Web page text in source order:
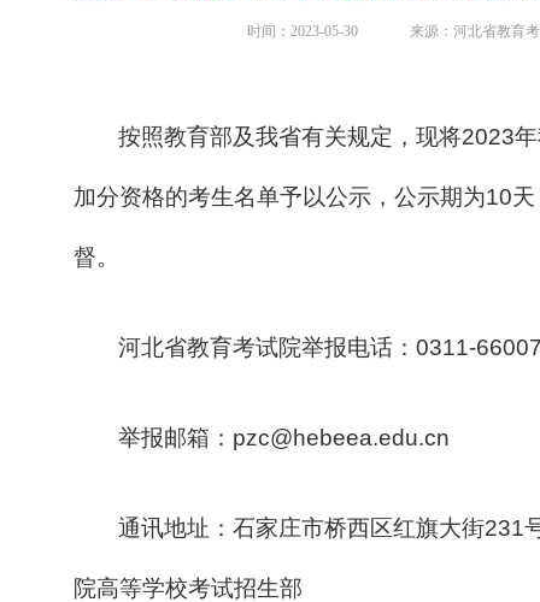
时间：2023-05-30 来源：河北省教育
按照教育部及我省有关规定，现将2023
加分资格的考生名单予以公示，公示期为10
督。
河北省教育考试院举报电话：0311-
举报邮箱：pzc@hebeea.edu.cn
通讯地址：石家庄市桥西区红旗大街231
院高等学校考试招生部